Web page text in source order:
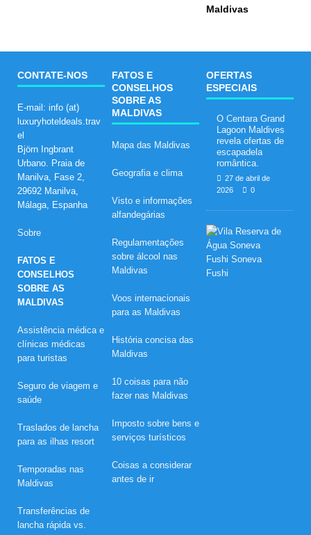
Maldivas
CONTATE-NOS
E-mail: info (at)
luxuryhoteldeals.trav
el
Björn Ingbrant
Urbano. Praia de
Manilva, Fase 2,
29692 Manilva,
Málaga, Espanha
Sobre
FATOS E
CONSELHOS
SOBRE AS
MALDIVAS
Assistência médica e
clínicas médicas
para turistas
Seguro de viagem e
saúde
Traslados de lancha
para as ilhas resort
Temporadas nas
Maldivas
Transferências de
lancha rápida vs.
FATOS E
CONSELHOS
SOBRE AS
MALDIVAS
Mapa das Maldivas
Geografia e clima
Visto e informações
alfandegárias
Regulamentações
sobre álcool nas
Maldivas
Voos internacionais
para as Maldivas
História concisa das
Maldivas
10 coisas para não
fazer nas Maldivas
Imposto sobre bens e
serviços turísticos
Coisas a considerar
antes de ir
OFERTAS
ESPECIAIS
O Centara Grand
Lagoon Maldives
revela ofertas de
escapadela
romântica.
27 de abril de
2026
0